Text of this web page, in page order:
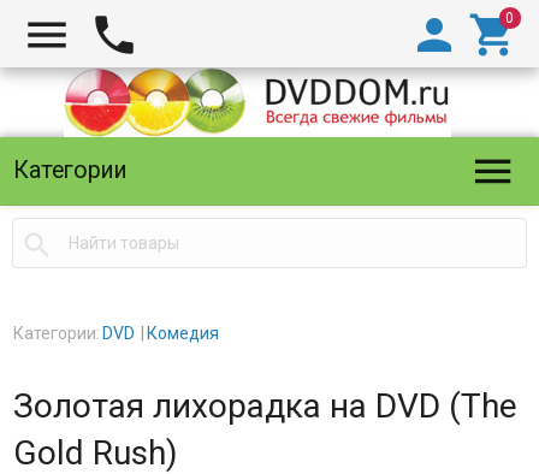
  

Категории 

Категории: DVD Комедия
Золотая лихорадка на DVD (The
Gold Rush)